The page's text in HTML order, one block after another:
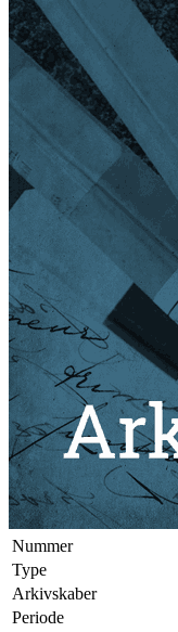
Nummer
Type
Arkivskaber
Periode